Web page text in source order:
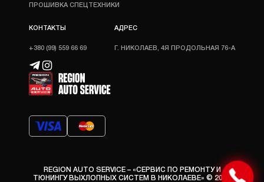
ПРОШИВКА СПЕЦТЕХНИКИ
КОНТАКТЫ
+380 (99) 559 66 69
АДРЕС
Г. НИКОЛАЕВ, 4Я ПРОДОЛЬНАЯ 76-А
REGION AUTO SERVICE – «СЕРВИС ПО РЕМОНТУ И
ТЮНИНГУ ВЫХЛОПНЫХ СИСТЕМ В НИКОЛАЕВЕ» © 2026